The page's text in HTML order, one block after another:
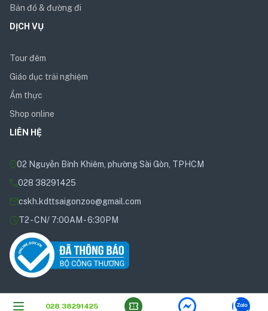
Bản đồ & đường đi
DỊCH VỤ
Tour đêm
Giáo dục trải nghiệm
Ẩm thực
Shop online
LIÊN HỆ
02 Nguyễn Bỉnh Khiêm, phường Sài Gòn, TPHCM
028 38291425
cskh.kdttsaigonzoo@gmail.com
T2 - CN/ 7:00AM - 6:30PM
028 38291425